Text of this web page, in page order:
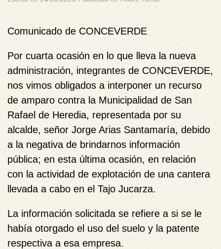
Comunicado de CONCEVERDE
Por cuarta ocasión en lo que lleva la nueva
administración, integrantes de CONCEVERDE,
nos vimos obligados a interponer un recurso
de amparo contra la Municipalidad de San
Rafael de Heredia, representada por su
alcalde, señor Jorge Arias Santamaría, debido
a la negativa de brindarnos información
pública; en esta última ocasión, en relación
con la actividad de explotación de una cantera
llevada a cabo en el Tajo Jucarza.
La información solicitada se refiere a si se le
había otorgado el uso del suelo y la patente
respectiva a esa empresa.